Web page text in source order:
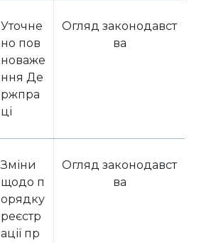
Уточне
но пов
новаже
ння Де
ржпра
ці
Огляд законодавст
ва
Зміни
щодо п
орядку
реєстр
ації пр
Огляд законодавст
ва